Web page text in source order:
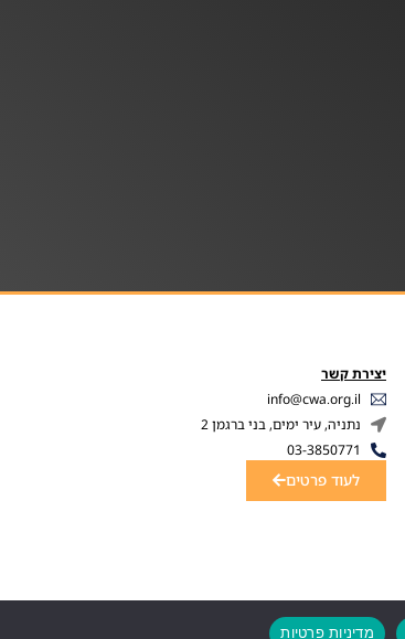
יצירת קשר
info@cwa.org.il
נתניה, עיר ימים, בני ברגמן 2
03-3850771
לעוד פרטים
מדיניות פרטיות